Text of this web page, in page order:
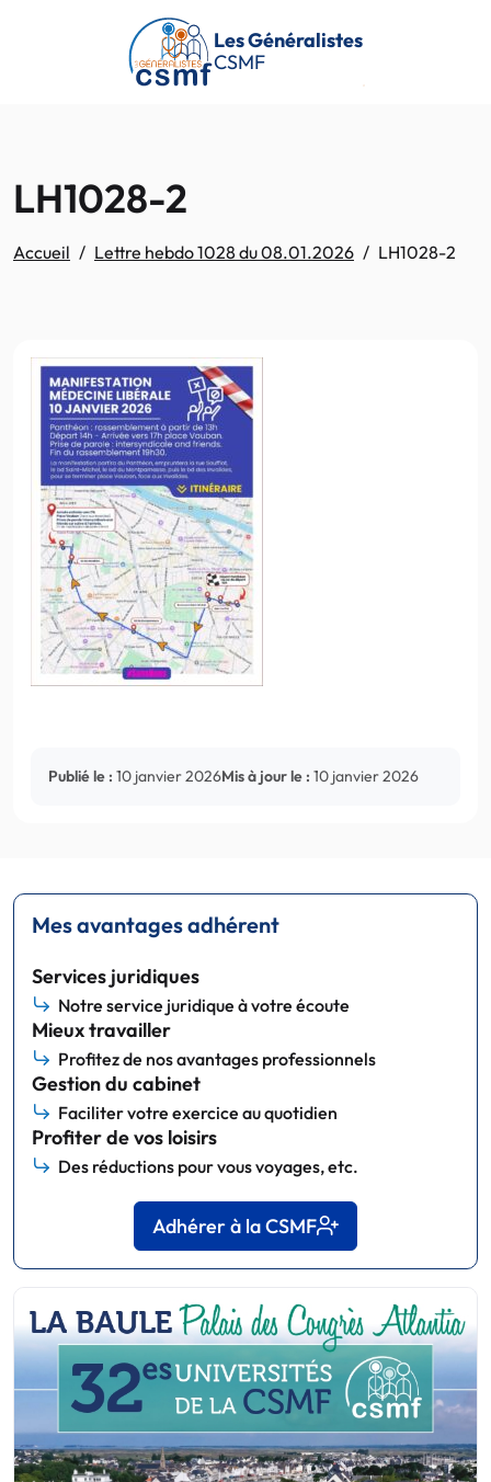
Passer au contenu principal
Les Généralistes
CSMF
LH1028-2
Accueil Lettre hebdo 1028 du 08.01.2026 LH1028-2
Publié le : 10 janvier 2026Mis à jour le : 10 janvier 2026
Mes avantages adhérent
Services juridiques
Notre service juridique à votre écoute
Mieux travailler
Profitez de nos avantages professionnels
Gestion du cabinet
Faciliter votre exercice au quotidien
Profiter de vos loisirs
Des réductions pour vous voyages, etc.
Adhérer à la CSMF